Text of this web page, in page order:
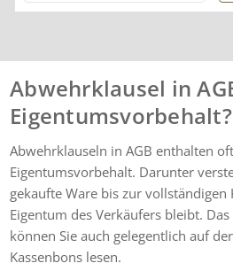
Abwehrklausel in
Eigentumsvorbehalt?
Abwehrklauseln in AGB enthalten
Eigentumsvorbehalt. Darunter
gekaufte Ware bis zur vollständigen
Eigentum des Verkäufers bleibt.
können Sie auch gelegentlich auf
Kassenbons lesen.